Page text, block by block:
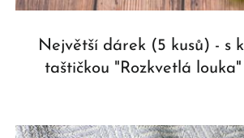
Největší dárek (5 kusů) - s
taštičkou "Rozkvetlá louka"